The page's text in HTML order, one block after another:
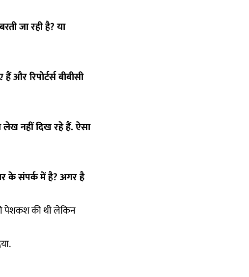
जा रही है? या
और रिपोर्टर्स बीबीसी
लेख नहीं दिख रहे हैं. ऐसा
के संपर्क में है? अगर है
पेशकश की थी लेकिन